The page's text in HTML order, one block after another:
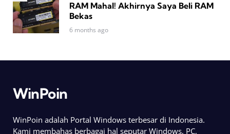
RAM Mahal! Akhirnya Saya Beli RAM
Bekas
6 months ago
WinPoin
WinPoin adalah Portal Windows terbesar di Indonesia.
Kami membahas berbagai hal seputar Windows, PC,